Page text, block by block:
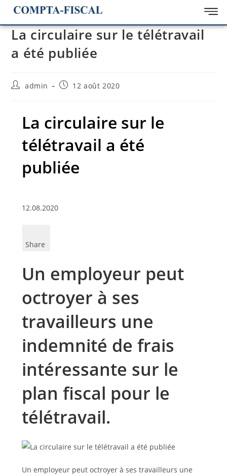
La circulaire sur le télétravail
a été publiée
admin 12 août 2020
La circulaire sur le
télétravail a été
publiée
12.08.2020
Share
Un employeur peut
octroyer à ses
travailleurs une
indemnité de frais
intéressante sur le
plan fiscal pour le
télétravail.
Un employeur peut octroyer à ses travailleurs une